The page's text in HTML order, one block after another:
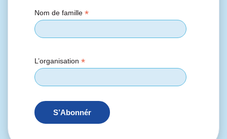
Nom de famille *
L’organisation *